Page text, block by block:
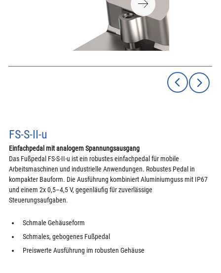
FS-S-II-u
Einfachpedal mit analogem Spannungsausgang
Das Fußpedal FS-S-II-u ist ein robustes einfachpedal für mobile
Arbeitsmaschinen und industrielle Anwendungen. Robustes Pedal in
kompakter Bauform. Die Ausführung kombiniert Aluminiumguss mit IP67
und einem 2x 0,5–4,5 V, gegenläufig für zuverlässige
Steuerungsaufgaben.
Schmale Gehäuseform
Schmales, gebogenes Fußpedal
Preiswerte Ausführung im robusten Gehäuse